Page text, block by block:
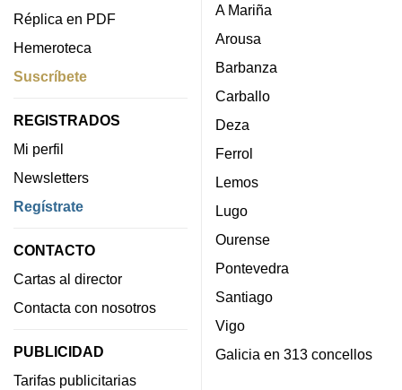
Réplica en PDF
Hemeroteca
Suscríbete
REGISTRADOS
Mi perfil
Newsletters
Regístrate
CONTACTO
Cartas al director
Contacta con nosotros
PUBLICIDAD
Tarifas publicitarias
A Mariña
Arousa
Barbanza
Carballo
Deza
Ferrol
Lemos
Lugo
Ourense
Pontevedra
Santiago
Vigo
Galicia en 313 concellos